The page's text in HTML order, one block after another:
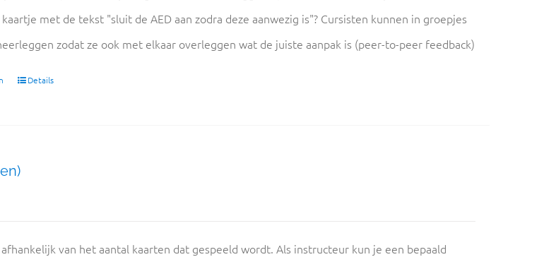
met de tekst "sluit de AED aan zodra deze aanwezig is"? Cursisten kunnen in groepjes
zodat ze ook met elkaar overleggen wat de juiste aanpak is (peer-to-peer feedback)
Details
van het aantal kaarten dat gespeeld wordt. Als instructeur kun je een bepaald